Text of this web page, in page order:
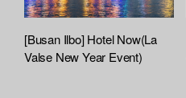
[Busan Ilbo] Hotel Now(La
Valse New Year Event)